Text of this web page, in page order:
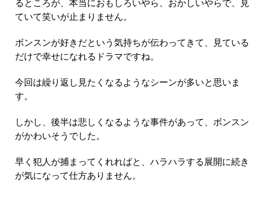
るところが、本当におもしろいやら、おかしいやらで、見
ていて笑いが止まりません。
ボンスンが好きだという気持ちが伝わってきて、見ている
だけで幸せになれるドラマですね。
今回は繰り返し見たくなるようなシーンが多いと思いま
す。
しかし、後半は悲しくなるような事件があって、ボンスン
がかわいそうでした。
早く犯人が捕まってくれればと、ハラハラする展開に続き
が気になって仕方ありません。